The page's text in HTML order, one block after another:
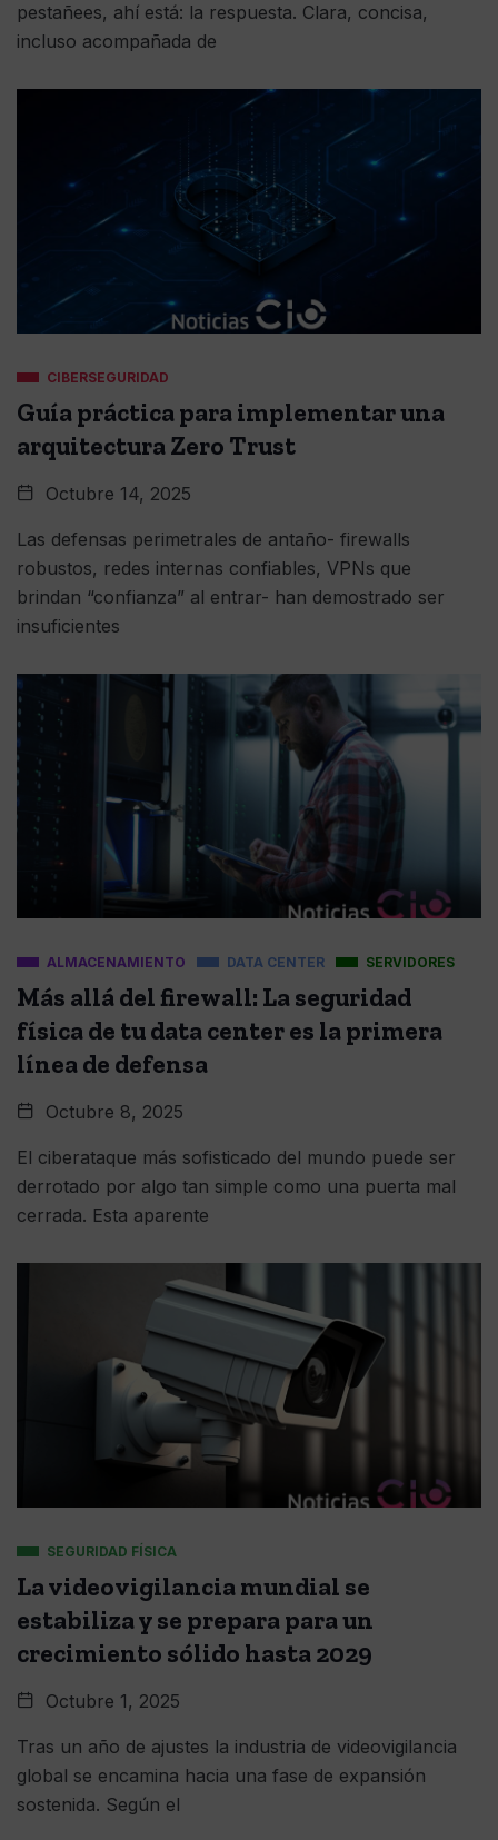
pestañees, ahí está: la respuesta. Clara, concisa,
incluso acompañada de
CIBERSEGURIDAD
Guía práctica para implementar una
arquitectura Zero Trust
Octubre 14, 2025
Las defensas perimetrales de antaño- firewalls
robustos, redes internas confiables, VPNs que
brindan “confianza” al entrar- han demostrado ser
insuficientes
ALMACENAMIENTO DATA CENTER SERVIDORES
Más allá del firewall: La seguridad
física de tu data center es la primera
línea de defensa
Octubre 8, 2025
El ciberataque más sofisticado del mundo puede ser
derrotado por algo tan simple como una puerta mal
cerrada. Esta aparente
SEGURIDAD FÍSICA
La videovigilancia mundial se
estabiliza y se prepara para un
crecimiento sólido hasta 2029
Octubre 1, 2025
Tras un año de ajustes la industria de videovigilancia
global se encamina hacia una fase de expansión
sostenida. Según el